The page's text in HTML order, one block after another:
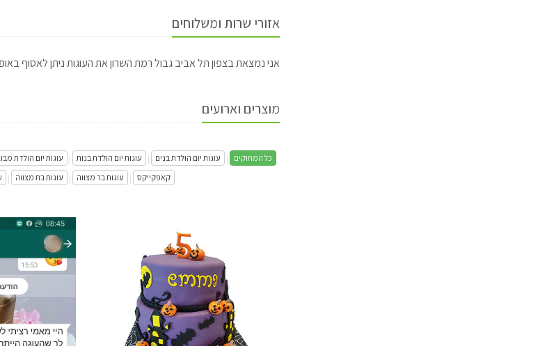
אזורי שרות ומשלוחים
אני נמצאת בצפון תל אביב גבול רמת השרון את העוגות ניתן לאסוף
מוצרים וארועים
כל המתוקים | עוגות יום הולדת בנים | עוגות יום הולדת בנות | עוגות יום הולדת
קאפקייקס | עוגות בר מצווה | עוגות בת מצווה |
עוגת האלווין
פרטים נוספים